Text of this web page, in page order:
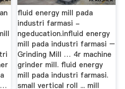
…
fluid energy mill pada
industri farmasi -
ngeducation.influid energy
mill pada industri farmasi –
Grinding Mill … 4r machine
grinder mill. fluid energy
mill pada industri farmasi.
small vertical roll ... mill